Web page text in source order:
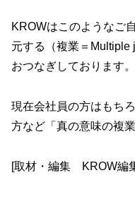
KROWはこのようなご
元する（複業＝Multiple
おつなぎしております。
現在会社員の方はもち
方など「真の意味の複
[取材・編集 KROW編